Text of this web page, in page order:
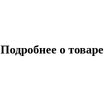
Подробнее о товаре